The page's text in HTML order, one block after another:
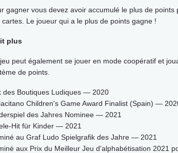
gagner vous devez avoir accumulé le plus de
cartes. Le joueur qui a le plus de points gagne !
plus
peut également se jouer en mode coopératif et
de points.
des Boutiques Ludiques — 2020
Children's Game Award Finalist (Spain) —
des Jahres Nominee — 2021
Hit für Kinder — 2021
au Graf Ludo Spielgrafik des Jahre — 2021
aux Prix du Meilleur Jeu d'alphabétisation 2021